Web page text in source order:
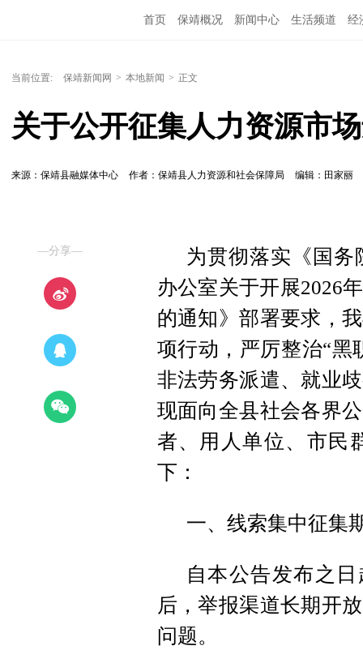
首页 保靖概况 新闻中心 生活频道 经
当前位置: 保靖新闻网 > 本地新闻 > 正文
关于公开征集人力资源市
来源：保靖县融媒体中心 作者：保靖县人力资源和社会保障局 编辑：田家丽
—分享—
为贯彻落实《国
办公室关于开展2026
的通知》部署要求，
项行动，严厉整治“黑
非法劳务派遣、就业
现面向全县社会各界
者、用人单位、市民
下：
一、线索集中征集
自本公告发布之
后，举报渠道长期开
问题。